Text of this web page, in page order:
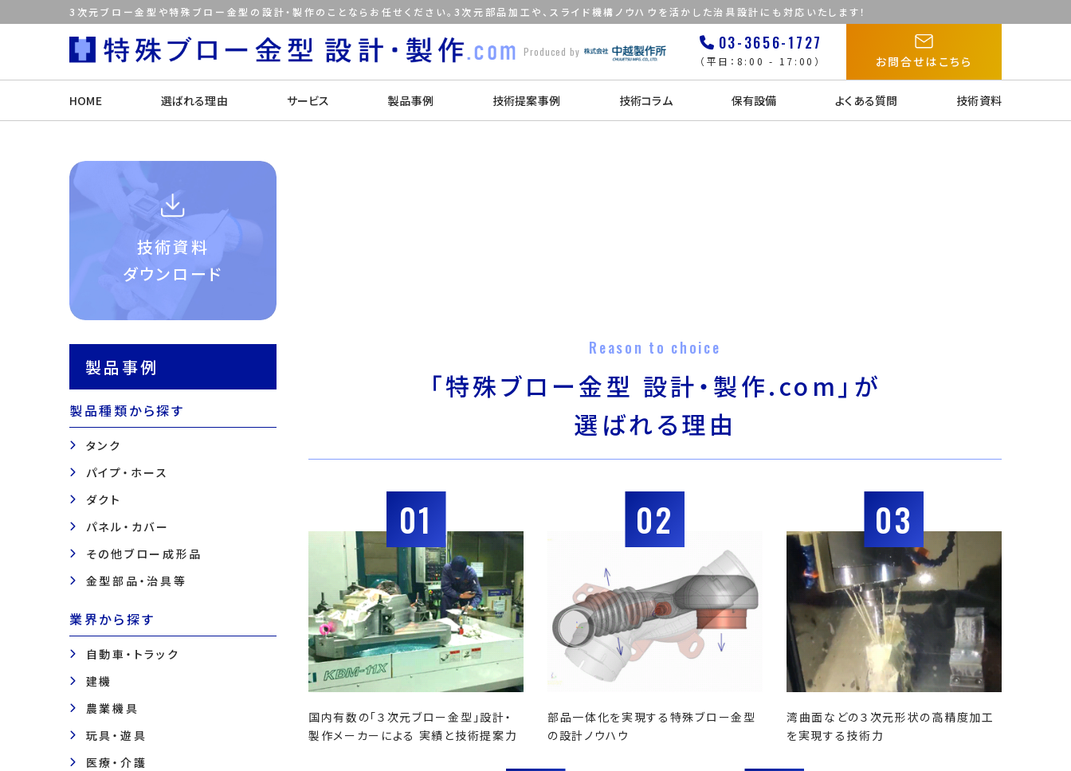
3次元ブロー金型や特殊ブロー金型の設計・製作のことならお任せください。3次元部品加工や、スライド機構ノウハウを活かした治具設計にも対応いたします！
Produced by 03-3656-1727
（平日：8:00 - 17:00） お問合せはこちら
HOME 選ばれる理由 サービス 製品事例 技術提案事例 技術コラム 保有設備 よくある質問 技術資料
技術資料
ダウンロード
製品事例
製品種類から探す
タンク
パイプ・ホース
ダクト
パネル・カバー
その他ブロー成形品
金型部品・治具等
業界から探す
自動車・トラック
建機
農業機具
玩具・遊具
医療・介護
Reason to choice
「特殊ブロー金型 設計・製作.com」が
選ばれる理由
01
国内有数の「３次元ブロー金型」設計・
製作メーカーによる 実績と技術提案力
02
部品一体化を実現する特殊ブロー金型
の設計ノウハウ
03
湾曲面などの３次元形状の高精度加工
を実現する技術力